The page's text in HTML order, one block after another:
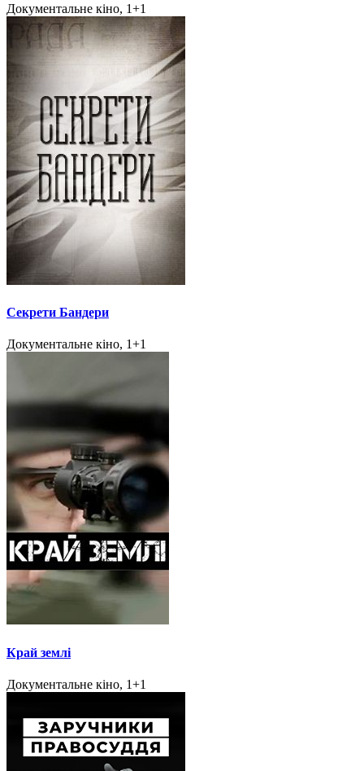
Документальне кіно, 1+1
Секрети Бандери
Документальне кіно, 1+1
Край землі
Документальне кіно, 1+1